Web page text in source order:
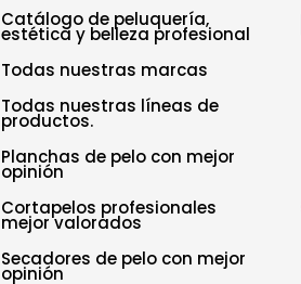
Catálogo de peluquería,
estética y belleza profesional
Todas nuestras marcas
Todas nuestras líneas de
productos.
Planchas de pelo con mejor
opinión
Cortapelos profesionales
mejor valorados
Secadores de pelo con mejor
opinión